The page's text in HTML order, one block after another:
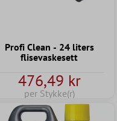
Profi Clean - 24 liters
flisevaskesett
476,49 kr
per Stykke(r)